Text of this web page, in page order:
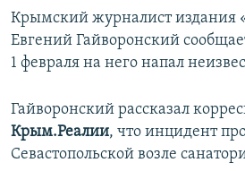
поискуИНФОГРАФИКА
ТЕЛЕПРОЕКТ КРЫМ.РЕАЛИИ
ПРОПАВШИЕ БЕЗ ВЕСТИ
ПОБЕДИТЕЛЕЙ НЕ СУДЯТ?
КАК ОБОЙТИ БЛОКИРОВКУ
Українською
Qırımtatar
ПРИСОЕДИНЯЙТЕСЬ!
Крымский журналист издания
Евгений Гайворонский
1 февраля на него напал
Гайворонский рассказал
Крым.Реалии, что инцидент
Севастопольской возле